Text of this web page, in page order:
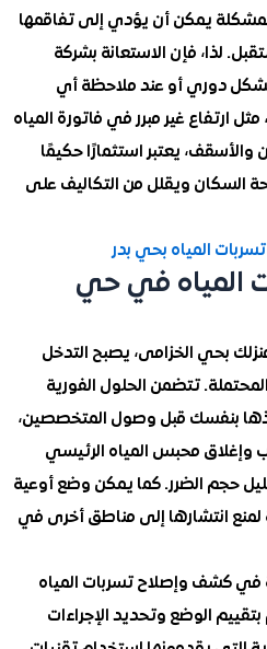
أن يؤدي إلى تفاقمها
فإن الاستعانة بشركة
أو عند ملاحظة أي
غير مبرر في فاتورة المياه
يعتبر استثمارًا حكيمًا
ويقلل من التكاليف على
بحي بدر
في حي
الخزامى، يصبح التدخل
تتضمن الحلول الفورية
قبل وصول المتخصصين،
محبس المياه الرئيسي
الضرر. كما يمكن وضع أوعية
إلى مناطق أخرى في
تسربات المياه
وتحديد الإجراءات